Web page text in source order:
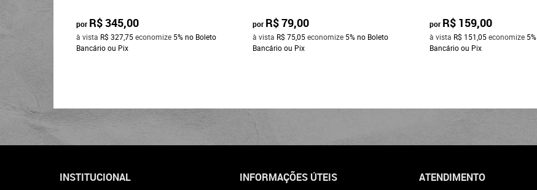
por R$ 345,00
à vista R$ 327,75economize 5% no Boleto
Bancário ou Pix
por R$ 79,00
à vista R$ 75,05economize 5%no Boleto
Bancário ou Pix
por R$ 159,00
à vista R$ 151,05economize 5%
Bancário ou Pix
INSTITUCIONAL INFORMAÇÕES ÚTEIS ATENDIMENTO